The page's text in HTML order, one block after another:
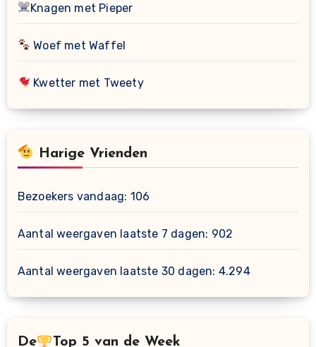
Knagen met Pieper
Woef met Waffel
Kwetter met Tweety
Harige Vrienden
Bezoekers vandaag: 106
Aantal weergaven laatste 7 dagen: 902
Aantal weergaven laatste 30 dagen: 4.294
De Top 5 van de Week